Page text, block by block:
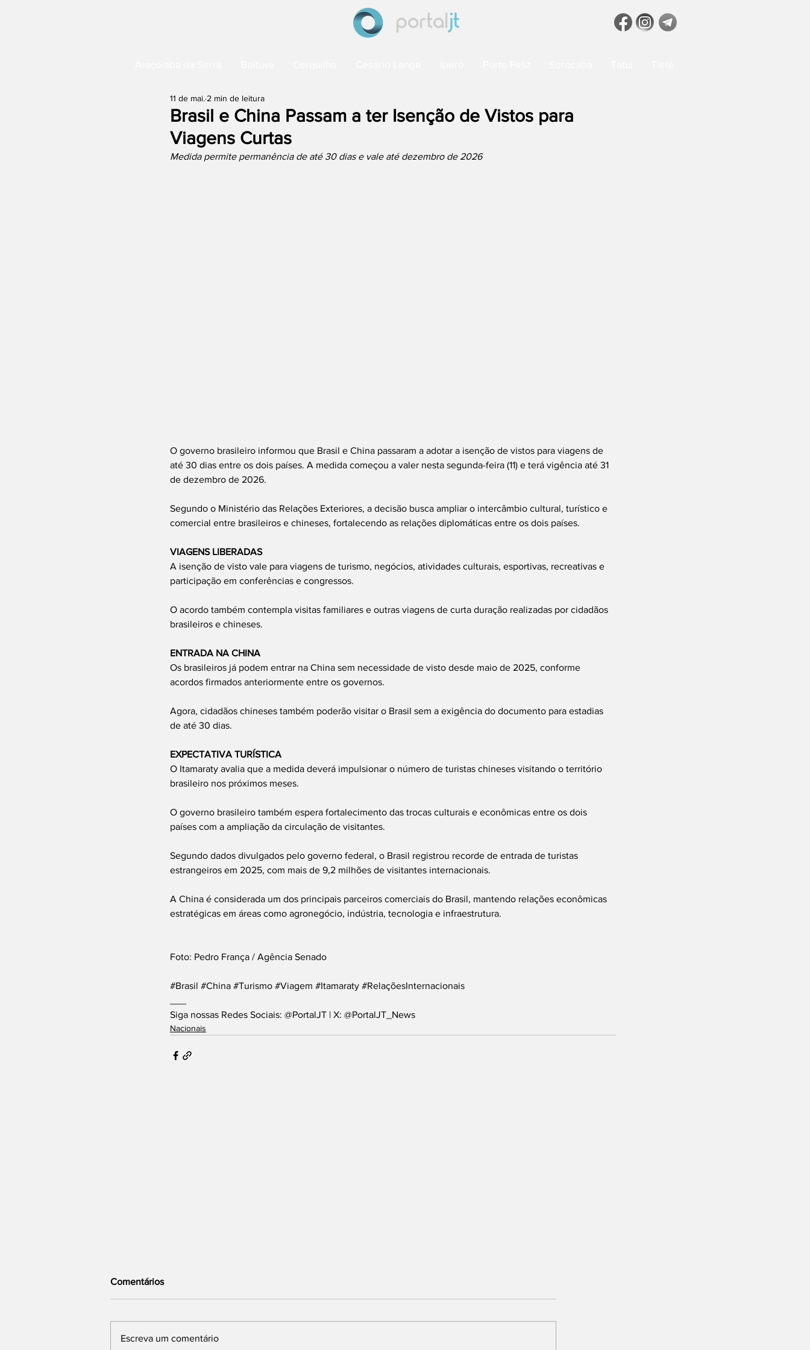
Brasil e China Passam a ter Isenção de Vistos para
Viagens Curtas
11 de mai. 2 min de leitura
Medida permite permanência de até 30 dias e vale até dezembro de 2026
O governo brasileiro informou que Brasil e China passaram a adotar a isenção de vistos para viagens de
até 30 dias entre os dois países. A medida começou a valer nesta segunda-feira (11) e terá vigência até 31
de dezembro de 2026.
Segundo o Ministério das Relações Exteriores, a decisão busca ampliar o intercâmbio cultural, turístico e
comercial entre brasileiros e chineses, fortalecendo as relações diplomáticas entre os dois países.
VIAGENS LIBERADAS
A isenção de visto vale para viagens de turismo, negócios, atividades culturais, esportivas, recreativas e
participação em conferências e congressos.
O acordo também contempla visitas familiares e outras viagens de curta duração realizadas por cidadãos
brasileiros e chineses.
ENTRADA NA CHINA
Os brasileiros já podem entrar na China sem necessidade de visto desde maio de 2025, conforme
acordos firmados anteriormente entre os governos.
Agora, cidadãos chineses também poderão visitar o Brasil sem a exigência do documento para estadias
de até 30 dias.
EXPECTATIVA TURÍSTICA
O Itamaraty avalia que a medida deverá impulsionar o número de turistas chineses visitando o território
brasileiro nos próximos meses.
O governo brasileiro também espera fortalecimento das trocas culturais e econômicas entre os dois
países com a ampliação da circulação de visitantes.
Segundo dados divulgados pelo governo federal, o Brasil registrou recorde de entrada de turistas
estrangeiros em 2025, com mais de 9,2 milhões de visitantes internacionais.
A China é considerada um dos principais parceiros comerciais do Brasil, mantendo relações econômicas
estratégicas em áreas como agronegócio, indústria, tecnologia e infraestrutura.
Foto: Pedro França / Agência Senado
#Brasil #China #Turismo #Viagem #Itamaraty #RelaçõesInternacionais
Siga nossas Redes Sociais: @PortalJT | X: @PortalJT_News
Nacionais
Comentários
Escreva um comentário